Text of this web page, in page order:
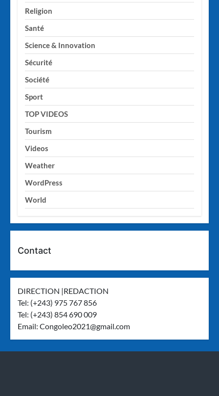
Religion
Santé
Science & Innovation
Sécurité
Société
Sport
TOP VIDEOS
Tourism
Videos
Weather
WordPress
World
Contact
DIRECTION |REDACTION
Tel: (+243) 975 767 856
Tel: (+243) 854 690 009
Email:Congoleo2021@gmail.com